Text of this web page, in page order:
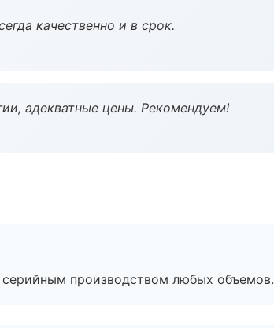
качественно и в срок.
адекватные цены. Рекомендуем!
производством любых объемов.